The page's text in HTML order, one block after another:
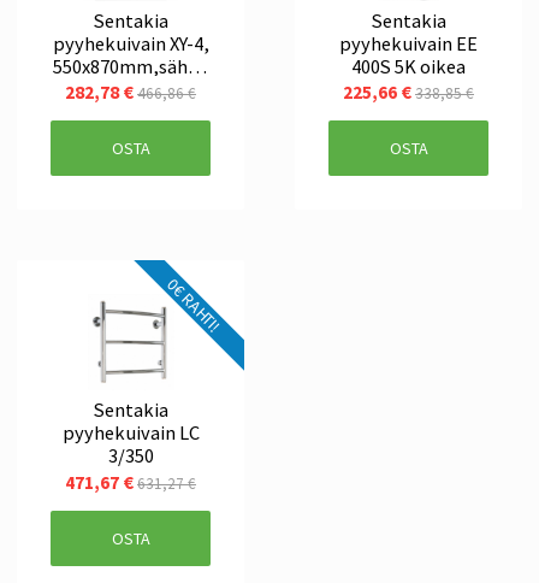
Sentakia
pyyhekuivain XY-4,
550x870mm,sähkö
, vasen
282,78 €466,86 €
OSTA
Sentakia
pyyhekuivain EE
400S 5K oikea
225,66 €338,85 €
OSTA
0€ RAHTI!
Sentakia
pyyhekuivain LC
3/350
471,67 €631,27 €
OSTA